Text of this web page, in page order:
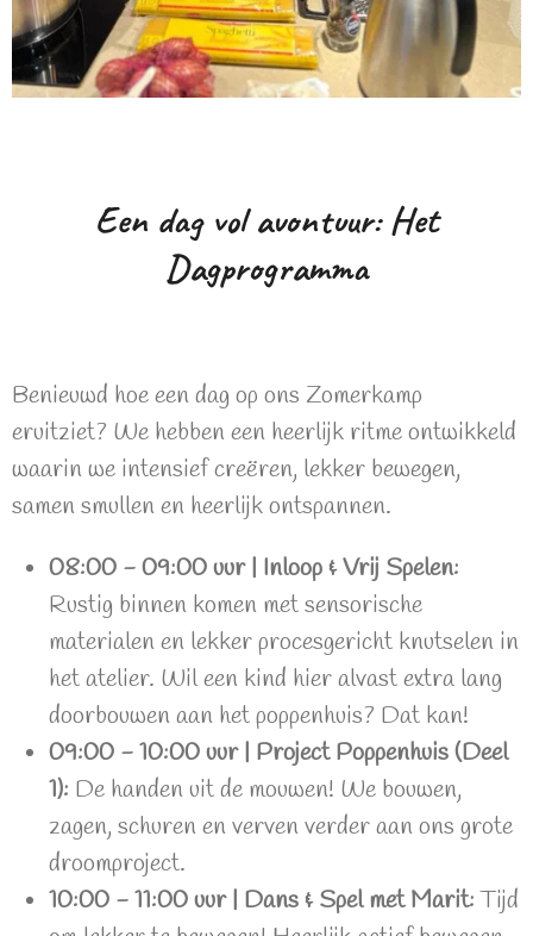
Een dag vol avontuur: Het
Dagprogramma
Benieuwd hoe een dag op ons Zomerkamp
eruitziet? We hebben een heerlijk ritme ontwikkeld
waarin we intensief creëren, lekker bewegen,
samen smullen en heerlijk ontspannen.
08:00 - 09:00 uur | Inloop & Vrij Spelen:
Rustig binnen komen met sensorische
materialen en lekker procesgericht knutselen in
het atelier. Wil een kind hier alvast extra lang
doorbouwen aan het poppenhuis? Dat kan!
09:00 - 10:00 uur | Project Poppenhuis (Deel
1): De handen uit de mouwen! We bouwen,
zagen, schuren en verven verder aan ons grote
droomproject.
10:00 - 11:00 uur | Dans & Spel met Marit:Tijd